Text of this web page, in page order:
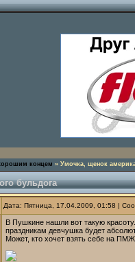
концем » Умочка, щенок
бульдога
Дата: Пятница, 17.04.2009, 01:58 |
В Пушкине нашли вот такую
праздникам девчушка будет
Может, кто хочет взять себе на